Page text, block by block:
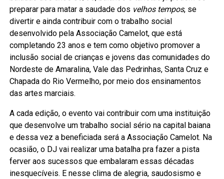
preparar para matar a saudade dos velhos tempos, se
divertir e ainda contribuir com o trabalho social
desenvolvido pela Associação Camelot, que está
completando 23 anos e tem como objetivo promover a
inclusão social de crianças e jovens das comunidades do
Nordeste de Amaralina, Vale das Pedrinhas, Santa Cruz e
Chapada do Rio Vermelho, por meio dos ensinamentos
das artes marciais.
A cada edição, o evento vai contribuir com uma instituição
que desenvolve um trabalho social sério na capital baiana
e dessa vez a beneficiada será a Associação Camelot. Na
ocasião, o DJ vai realizar uma batalha pra fazer a pista
ferver aos sucessos que embalaram essas décadas
inesquecíveis. E nesse clima de alegria, saudosismo e